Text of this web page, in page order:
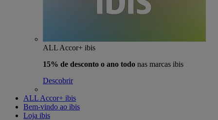
ALL Accor+ ibis
15% de desconto o ano todo nas marcas ibis
Descobrir
ALL Accor+ ibis
Bem-vindo ao ibis
Loja ibis